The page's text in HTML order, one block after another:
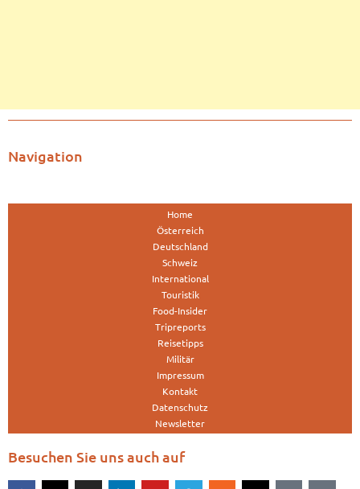
Navigation
Home
Österreich
Deutschland
Schweiz
International
Touristik
Food-Insider
Tripreports
Reisetipps
Militär
Impressum
Kontakt
Datenschutz
Newsletter
Besuchen Sie uns auch auf